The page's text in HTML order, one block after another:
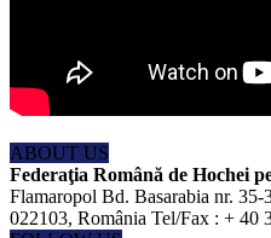
ABOUT US
Federaţia Română de Hochei
Flamaropol Bd. Basarabia nr.
022103, România Tel/Fax : + 40